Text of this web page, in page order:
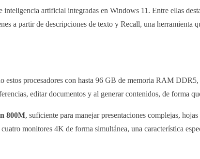
artificial integradas en Windows 11. Entre ellas
a partir de descripciones de texto y Recall, una herramienta
procesadores con hasta 96 GB de memoria RAM
editar documentos y al generar contenidos, de forma
800M, suficiente para manejar presentaciones complejas,
monitores 4K de forma simultánea, una característica